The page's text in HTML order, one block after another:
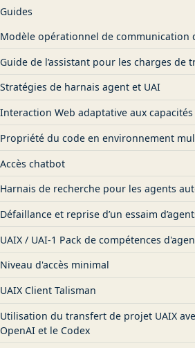
Guides
Modèle opérationnel de communication
Guide de l’assistant pour les charges de
Stratégies de harnais agent et UAI
Interaction Web adaptative aux capacités
Propriété du code en environnement
Accès chatbot
Harnais de recherche pour les agents
Défaillance et reprise d’un essaim
UAIX / UAI-1 Pack de compétences
Niveau d'accès minimal
UAIX Client Talisman
Utilisation du transfert de projet UAIX
OpenAI et le Codex